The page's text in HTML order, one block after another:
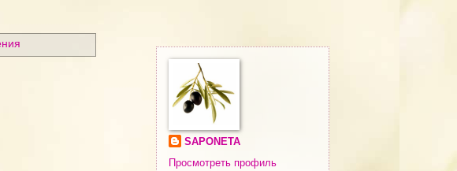
SAPONETA
Просмотреть профиль